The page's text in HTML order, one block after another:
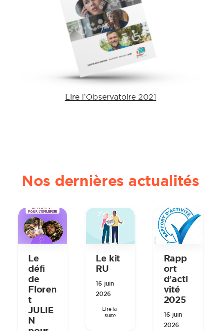
Lire l’Observatoire 2021
Nos dernières actualités
Le
défi
de
Floren
t
JULIE
N
Le kit
RU
16 juin
2026
Lire la
suite
Rapp
ort
d’acti
vité
2025
16 juin
2026